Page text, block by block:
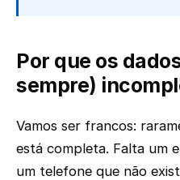
Por que os
sempre)
Vamos ser francos:
está completa. Falta um
um telefone que não